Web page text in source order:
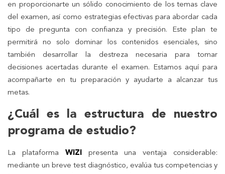
en proporcionarte un sólido conocimiento de los temas clave
del examen, así como estrategias efectivas para abordar cada
tipo de pregunta con confianza y precisión. Este plan te
permitirá no solo dominar los contenidos esenciales, sino
también desarrollar la destreza necesaria para tomar
decisiones acertadas durante el examen. Estamos aquí para
acompañarte en tu preparación y ayudarte a alcanzar tus
metas.
¿Cuál es la estructura de nuestro
programa de estudio?
La plataforma WIZIpresenta una ventaja considerable:
mediante un breve test diagnóstico, evalúa tus competencias y